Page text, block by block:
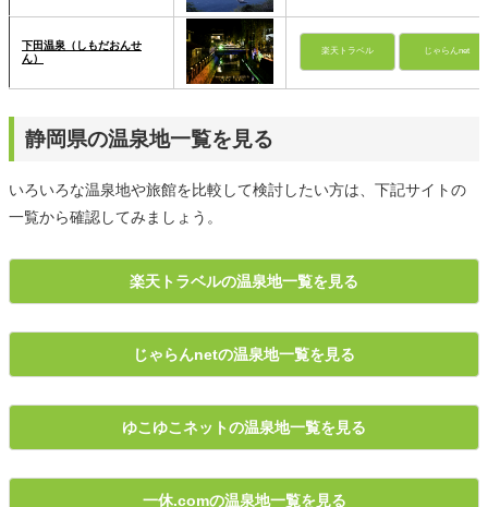
下田温泉（しもだおんせ
ん）
楽天トラベル じゃらんnet
静岡県の温泉地一覧を見る
いろいろな温泉地や旅館を比較して検討したい方は、下記サイトの
一覧から確認してみましょう。
楽天トラベルの温泉地一覧を見る
じゃらんnetの温泉地一覧を見る
ゆこゆこネットの温泉地一覧を見る
一休.comの温泉地一覧を見る